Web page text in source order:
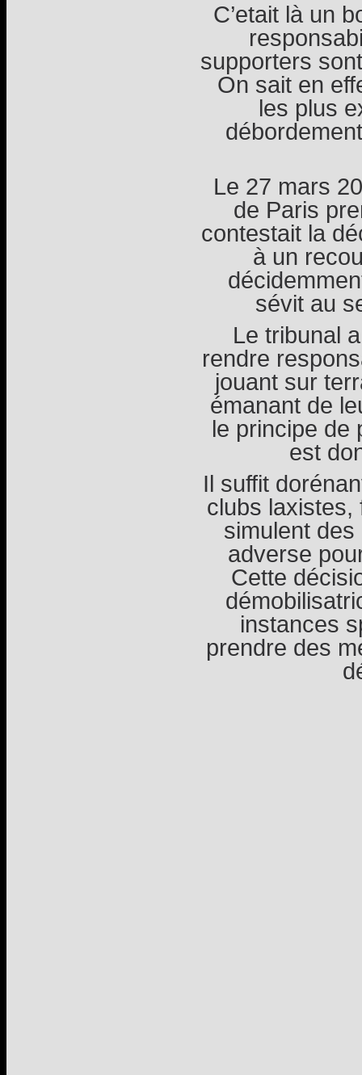
C’etait là un
supporters
On sait en
les plus
Le 27 mars
de Paris
contestait la
à un
sévit au
Le tribunal
rendre
jouant sur
émanant de
le principe de
est
Il suffit
clubs laxistes,
simulent
adverse
Cette
instances
prendre des